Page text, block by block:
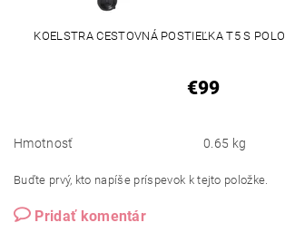
KOELSTRA CESTOVNÁ POSTIEĽKA T5 S
€99
Hmotnosť 0.65 kg
Buďte prvý, kto napíše príspevok k tejto položke.
Pridať komentár